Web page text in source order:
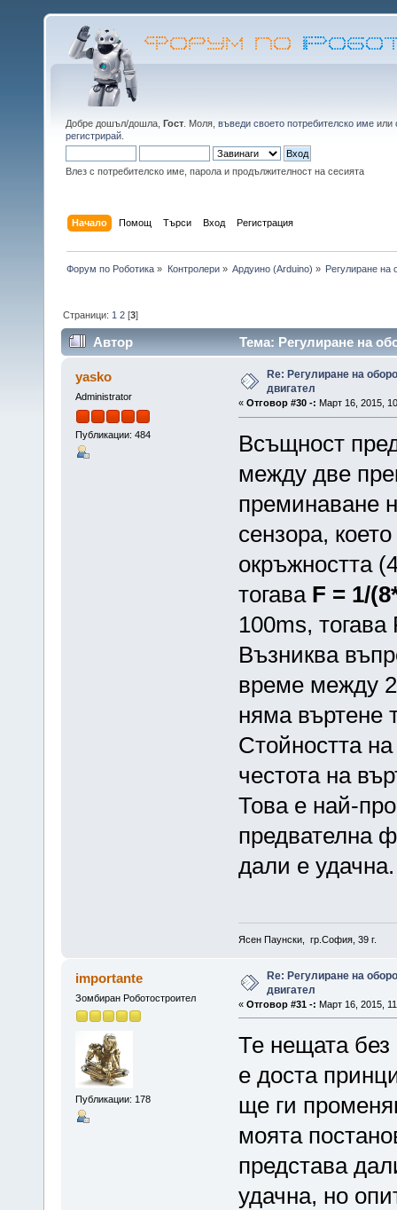
Добре дошъл/дошла, Гост . Моля, въведи своето потребителско име или
регистрирай
Влез с потребителско име, парола и продължителност на сесията
Начало Помощ Търси Вход Регистрация
Форум по Роботика » Контролери» Ардуино (Arduino) » Регулиране на
Страници: 1 2 [3]
Автор Тема: Регулиране на
yasko
Administrator
Публикации: 484
Re: Регулиране на
двигател
« Отговор #30 -: Март 16, 2015,
Всъщност
между две
преминаване
сензора,
окръжността
тогава F = 1/
100ms,
Възниква
време между
няма въртене
Стойността
честота на
Това е най-
предвателна
дали е удачна.
Ясен Паунски, гр.София, 39 г.
importante
Зомбиран Роботостроител
Публикации: 178
Re: Регулиране на
двигател
« Отговор #31 -: Март 16, 2015,
Те нещата без
е доста
ще ги
моята
представа
удачна, но